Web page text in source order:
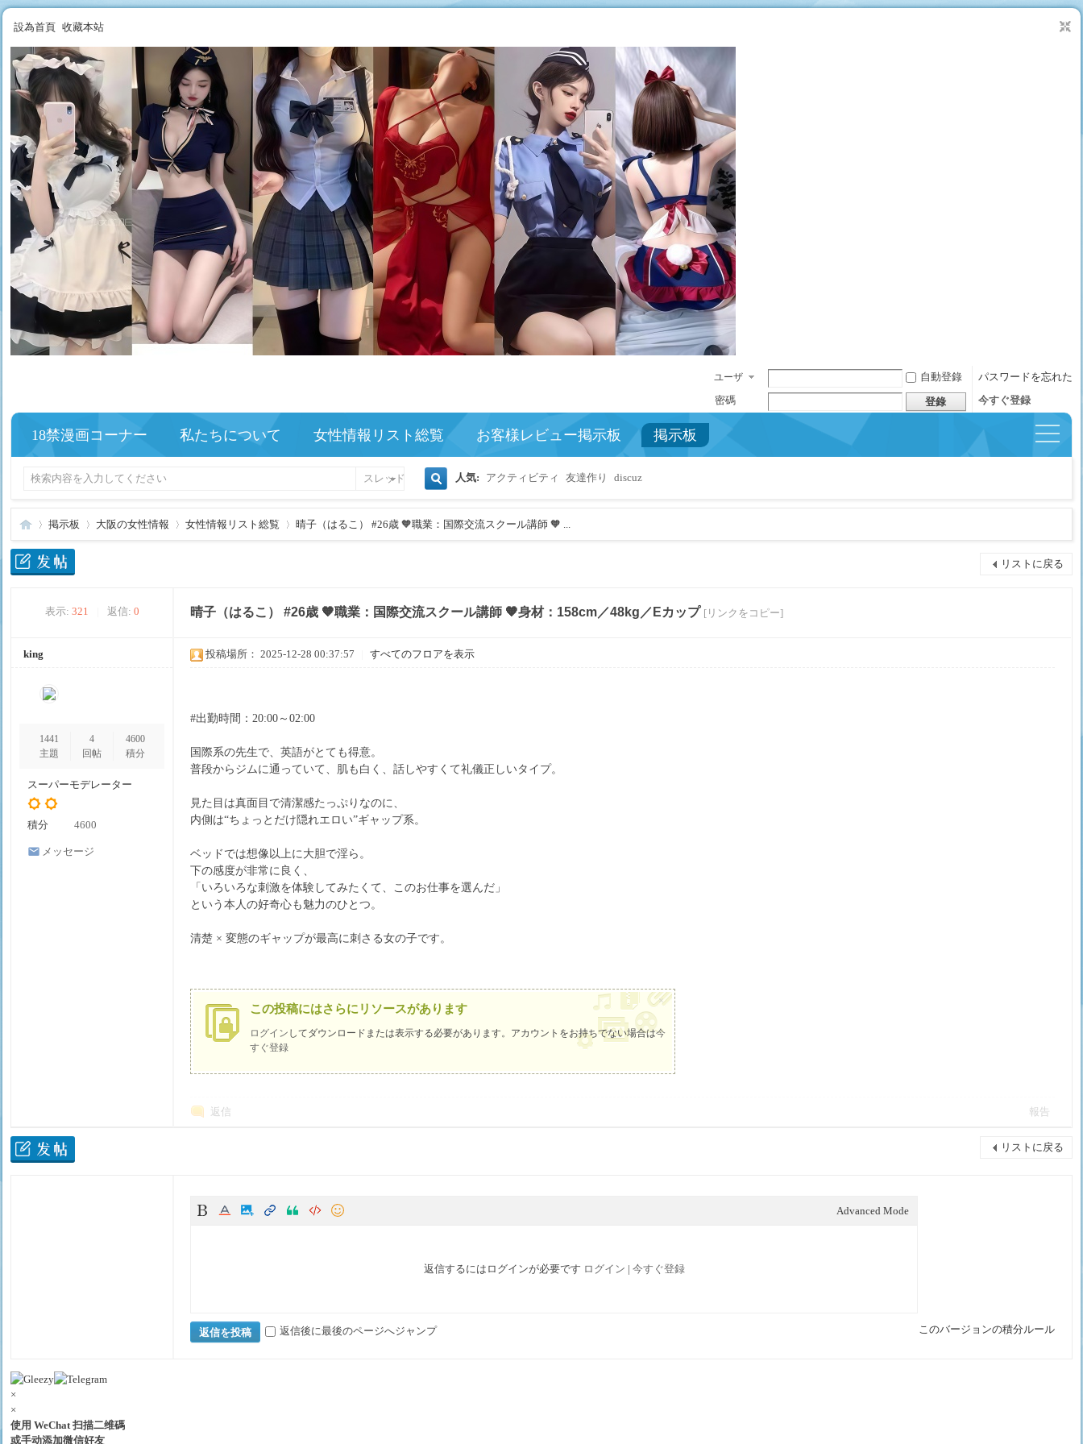
設為首頁 收藏本站
ユーザ
ー名
自動登錄
パスワードを忘れた
密碼
登錄 今すぐ登録
ーシ
18禁漫画コーナー 私たちについて 女性情報リスト総覧 お客様レビュー掲示板 掲示板
スレッド 人気: アクティビティ 友達作り discuz
掲示板 大阪の女性情報 女性情報リスト総覧 晴子（はるこ） #26歳 🧡職業：国際交流スクール講師 🧡 ...
リストに戻る
表示: 321 返信: 0 晴子（はるこ） #26歳 🧡職業：国際交流スクール講師 🧡身材：158cm／48kg／Eカップ [リンクをコピー]
king
1441
主題
4
回帖
4600
積分
スーパーモデレーター
積分 4600
メッセージ
投稿場所： 2025-12-28 00:37:57 すべてのフロアを表示
#出勤時間：20:00～02:00
国際系の先生で、英語がとても得意。
普段からジムに通っていて、肌も白く、話しやすくて礼儀正しいタイプ。
見た目は真面目で清潔感たっぷりなのに、
内側は“ちょっとだけ隠れエロい”ギャップ系。
ベッドでは想像以上に大胆で淫ら。
下の感度が非常に良く、
「いろいろな刺激を体験してみたくて、このお仕事を選んだ」
という本人の好奇心も魅力のひとつ。
清楚 × 変態のギャップが最高に刺さる女の子です。
この投稿にはさらにリソースがあります
ログイン してダウンロードまたは表示する必要があります。アカウントをお持ちでない場合は今
すぐ登録
×
返信 報告
リストに戻る
Advanced Mode
返信するにはログインが必要です ログイン | 今すぐ登録
このバージョンの積分ルール
返信を投稿 返信後に最後のページへジャンプ
×
×
使用 WeChat 扫描二维碼
或手动添加微信好友